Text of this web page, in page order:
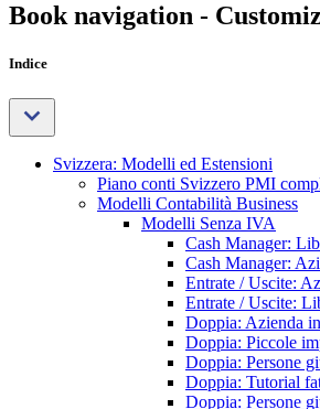
Book navigation -
Indice
Svizzera: Modelli ed Estensioni
Piano conti Svizzero PMI
Modelli Contabilità Business
Modelli Senza IVA
Cash Manager:
Cash Manager:
Entrate / Uscite:
Entrate / Uscite:
Doppia: Azienda
Doppia: Piccole
Doppia: Persone
Doppia: Tutorial
Doppia: Persone